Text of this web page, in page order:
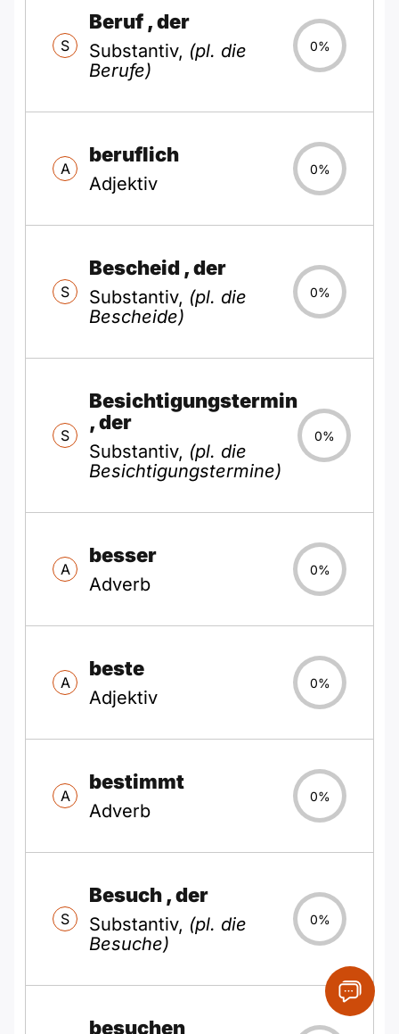
S
Beruf , der
Substantiv, (pl. die
Berufe)
0%
A
beruflich
Adjektiv
0%
S
Bescheid , der
Substantiv, (pl. die
Bescheide)
0%
S
Besichtigungstermin
, der
Substantiv, (pl. die
Besichtigungstermine)
0%
A
besser
Adverb
0%
A
beste
Adjektiv
0%
A
bestimmt
Adverb
0%
S
Besuch , der
Substantiv, (pl. die
Besuche)
0%
besuchen